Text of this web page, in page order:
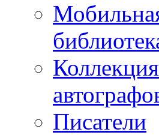
Коллекция
Писатели